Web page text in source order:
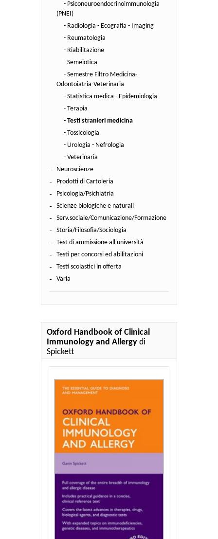
- Psiconeuroendocrinoimmunologia
(PNEI)
- Radiologia - Ecografia - Imaging
- Reumatologia
- Riabilitazione
- Semeiotica
- Semestre Filtro Medicina-
Odontoiatria-Veterinaria
- Statistica medica - Epidemiologia
- Terapia
- Testi stranieri medicina
- Tossicologia
- Urologia - Nefrologia
- Veterinaria
Neuroscienze
Prodotti di Cartoleria
Psicologia/Psichiatria
Scienze biologiche e naturali
Serv.sociale/Comunicazione/Formazione
Storia/Filosofia/Sociologia
Test di ammissione all'università
Testi per concorsi ed abilitazioni
Testi scolastici in offerta
Varia
Oxford Handbook of Clinical
Immunology and Allergy di
Spickett